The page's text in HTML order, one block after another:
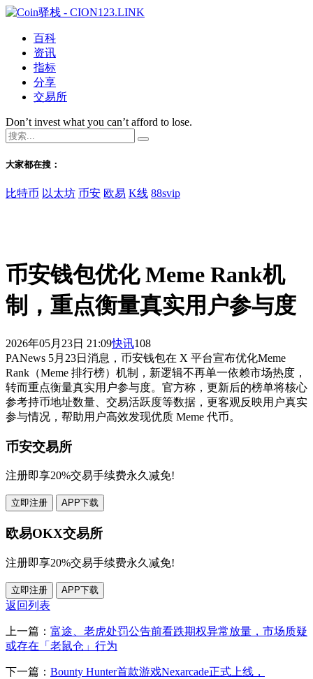
百科
资讯
指标
分享
交易所
Don’t invest what you can’t afford to lose.
大家都在搜：
比特币 以太坊 币安 欧易 K线 88svip
币安钱包优化 Meme Rank机
制，重点衡量真实用户参与度
2026年05月23日 21:09快讯108
PANews 5月23日消息，币安钱包在 X 平台宣布优化Meme
Rank（Meme 排行榜）机制，新逻辑不再单一依赖市场热度，
转而重点衡量真实用户参与度。官方称，更新后的榜单将核心
参考持币地址数量、交易活跃度等数据，更客观反映用户真实
参与情况，帮助用户高效发现优质 Meme 代币。
币安交易所
注册即享20%交易手续费永久减免!
立即注册 APP下载
欧易OKX交易所
注册即享20%交易手续费永久减免!
立即注册 APP下载
返回列表
上一篇： 富途、老虎处罚公告前看跌期权异常放量，市场质疑
或存在「老鼠仓」行为
下一篇： Bounty Hunter首款游戏Nexarcade正式上线，